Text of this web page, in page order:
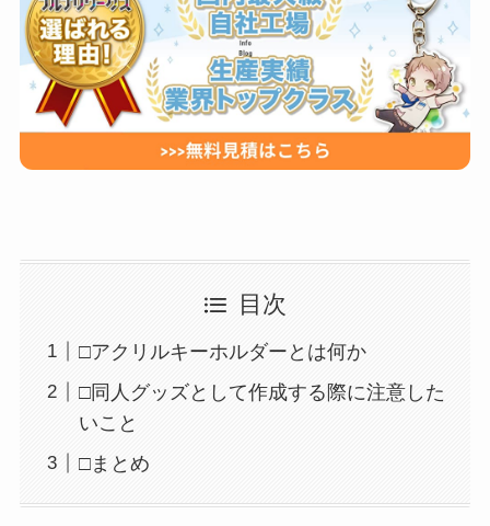
目次
□アクリルキーホルダーとは何か
□同人グッズとして作成する際に注意した
いこと
□まとめ